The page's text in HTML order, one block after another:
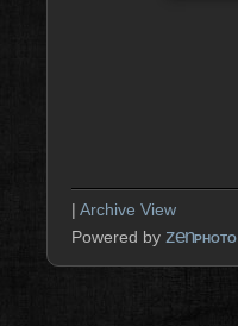
| Archive View
Powered by zenPHOTO